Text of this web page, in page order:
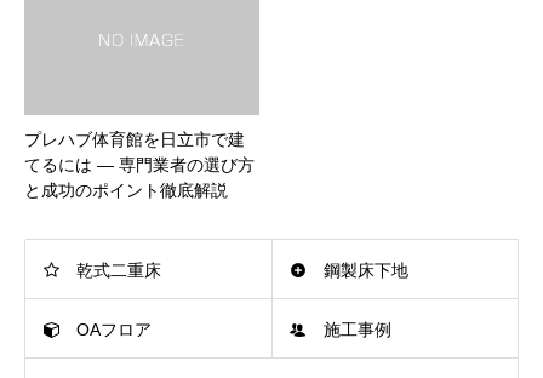
プレハブ体育館を日立市で建
てるには ― 専門業者の選び方
と成功のポイント徹底解説
乾式二重床 鋼製床下地
OAフロア 施工事例